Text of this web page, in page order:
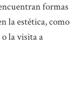
formas
la estética, como
la visita a